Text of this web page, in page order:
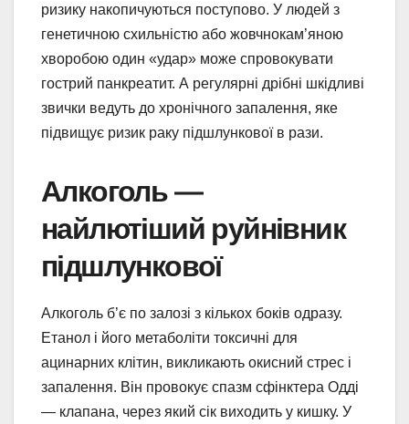
ризику накопичуються поступово. У людей з
генетичною схильністю або жовчнокам’яною
хворобою один «удар» може спровокувати
гострий панкреатит. А регулярні дрібні шкідливі
звички ведуть до хронічного запалення, яке
підвищує ризик раку підшлункової в рази.
Алкоголь —
найлютіший руйнівник
підшлункової
Алкоголь б’є по залозі з кількох боків одразу.
Етанол і його метаболіти токсичні для
ацинарних клітин, викликають окисний стрес і
запалення. Він провокує спазм сфінктера Одді
— клапана, через який сік виходить у кишку. У